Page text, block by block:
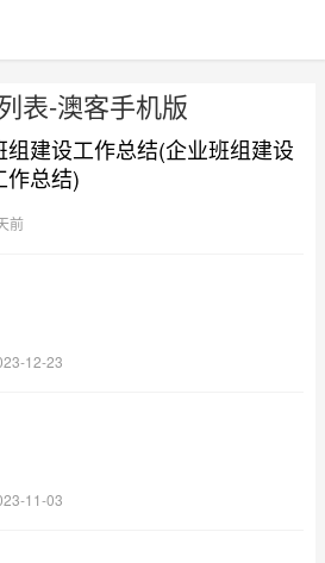
表-澳客手机版
组建设工作总结(企业班组建设
作总结)
前
12-23
11-03